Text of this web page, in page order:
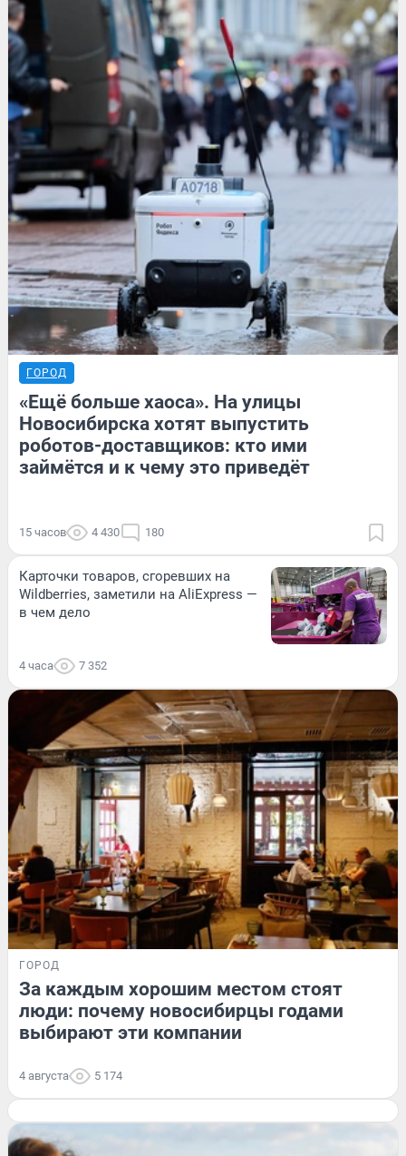
ГОРОД
«Ещё больше хаоса». На улицы
Новосибирска хотят выпустить
роботов-доставщиков: кто ими
займётся и к чему это приведёт
15 часов 4 430 180
Карточки товаров, сгоревших на
Wildberries, заметили на AliExpress —
в чем дело
4 часа 7 352
ГОРОД
За каждым хорошим местом стоят
люди: почему новосибирцы годами
выбирают эти компании
4 августа 5 174